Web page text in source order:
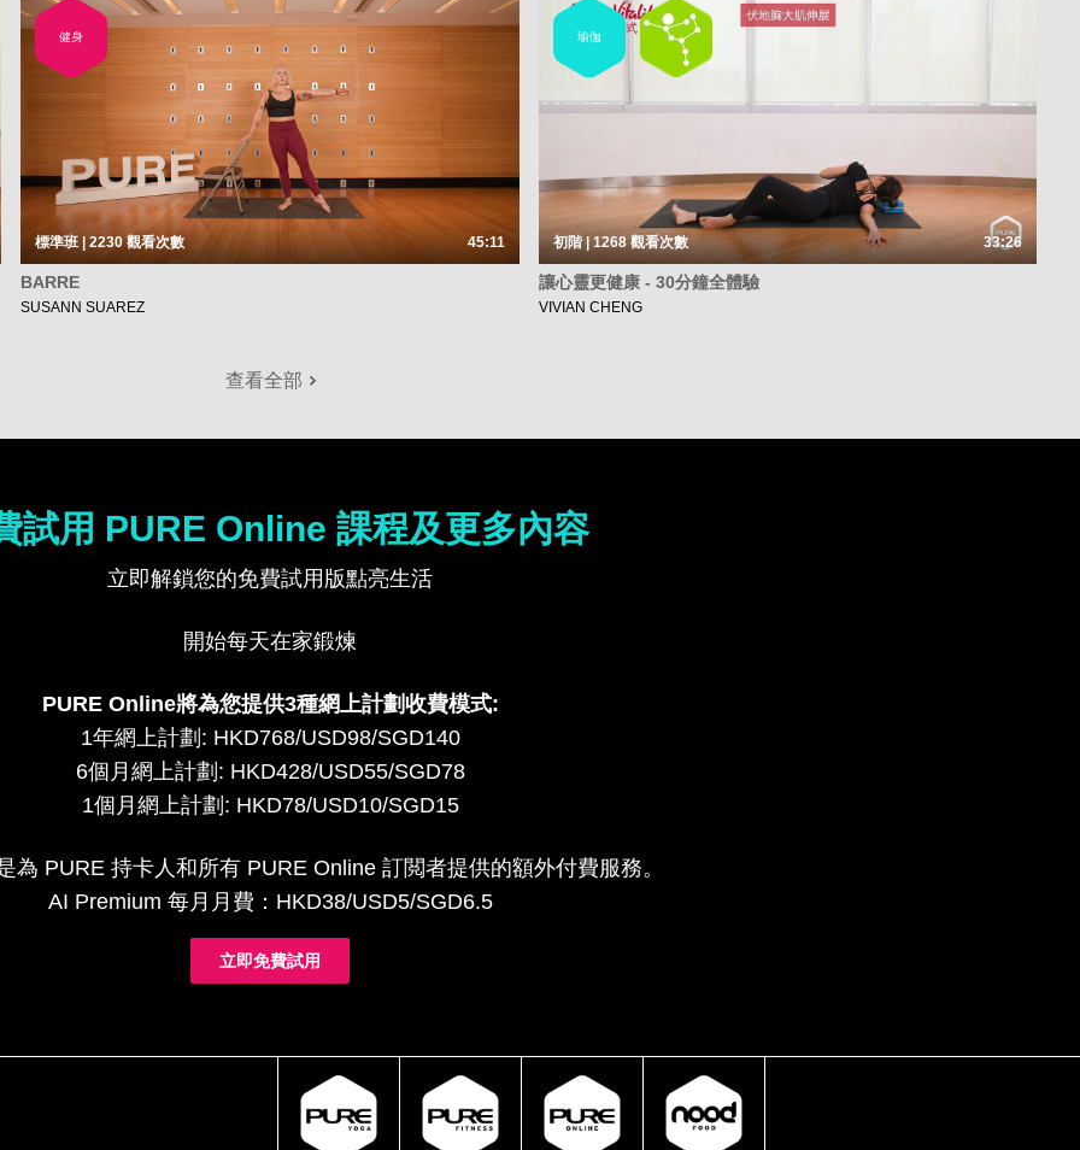
健身
標準班 | 2230觀看次數 45:11
BARRE
SUSANN SUAREZ
瑜伽
初階 | 1268觀看次數 33:26
讓心靈更健康 - 30分鐘全體驗
VIVIAN CHENG
查看全部
試用 PURE Online 課程及更多內容
立即解鎖您的免費試用版點亮生活
開始每天在家鍛煉
PURE Online將為您提供3種網上計劃收費模式:
1年網上計劃: HKD768/USD98/SGD140
6個月網上計劃: HKD428/USD55/SGD78
1個月網上計劃: HKD78/USD10/SGD15
為 PURE 持卡人和所有 PURE Online 訂閲者提供的額外付費服務。
AI Premium 每月月費：HKD38/USD5/SGD6.5
立即免費試用